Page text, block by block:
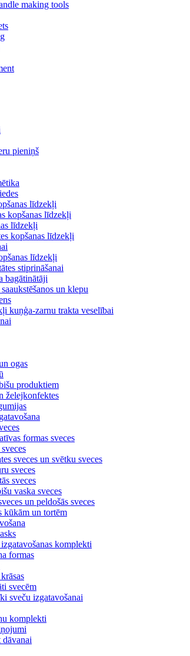
making tools
pieniņš
līdzekļi
kopšanas līdzekļi
līdzekļi
kopšanas līdzekļi
līdzekļi
stiprināšanai
bagātinātāji
un klepu
kuņģa-zarnu trakta veselībai
ogas
produktiem
želejkonfektes
formas sveces
sveces un svētku sveces
sveces
sveces
vaska sveces
un peldošās sveces
kūkām un tortēm
komplekti
formas
svecēm
sveču izgatavošanai
komplekti